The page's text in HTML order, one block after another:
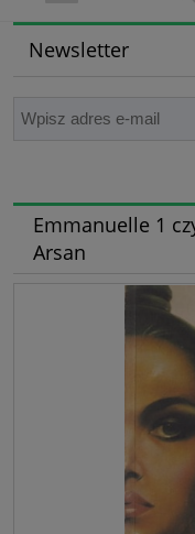
Newsletter
Emmanuelle 1
Arsan